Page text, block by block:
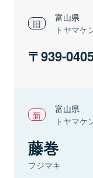
富山県
トヤマケ
939-
富山県
トヤマケ
藤巻
フジマキ